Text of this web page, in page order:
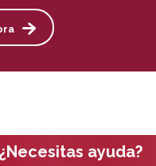
¿Necesitas ayuda?